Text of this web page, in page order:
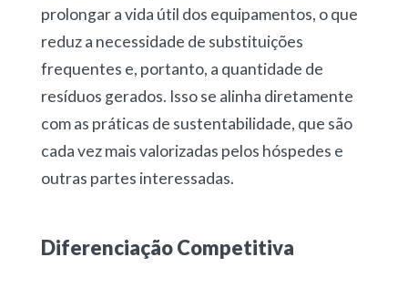
prolongar a vida útil dos equipamentos, o que
reduz a necessidade de substituições
frequentes e, portanto, a quantidade de
resíduos gerados. Isso se alinha diretamente
com as práticas de sustentabilidade, que são
cada vez mais valorizadas pelos hóspedes e
outras partes interessadas.
Diferenciação Competitiva